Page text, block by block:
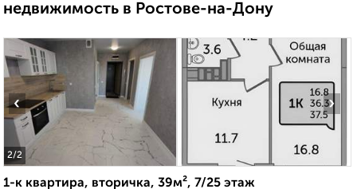
недвижимость в Ростове-на-Дону
2/2
‹ ›
1-к квартира, вторичка, 39м², 7/25 этаж